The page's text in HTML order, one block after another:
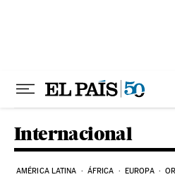
Internacional
AMÉRICA LATINA ÁFRICA EUROPA